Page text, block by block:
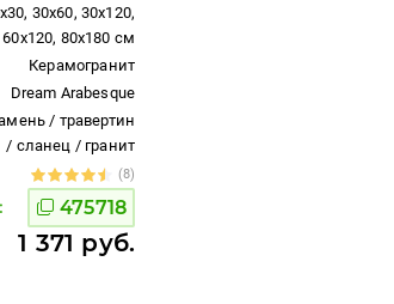
30x60, 30x120,
60x120, 80x180 см
Керамогранит
Dream Arabesque
/ травертин
/ сланец / гранит
(8)
475718
1 371 руб.